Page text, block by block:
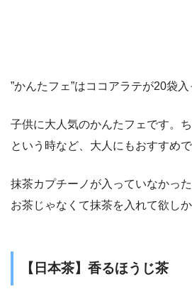
”かんたフェ”はココアラテが20袋入
子供に大人気のかんたフェです。
という時など、大人にもおすすめで
抹茶カプチーノが入っていなかっ
お茶じゃなくて抹茶を入れて欲しか
【日本茶】香るほうじ茶